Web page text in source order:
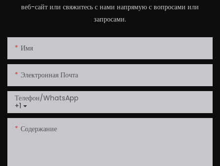
веб-сайт или свяжитесь с нами напрямую с вопросами или
запросами.
Имя
Электронная Почта
+1
Телефон/WhatsApp
Содержание